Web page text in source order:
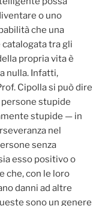
o uno
che una
tra gli
propria vita è
nulla. Infatti,
Cipolla si può dire
persone stupide
stupide — in
nel
senza
esso positivo o
che, con le loro
danni ad altre
sono un genere